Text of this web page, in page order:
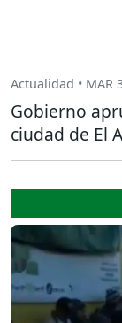
Actualidad • MAR
Gobierno
ciudad de El